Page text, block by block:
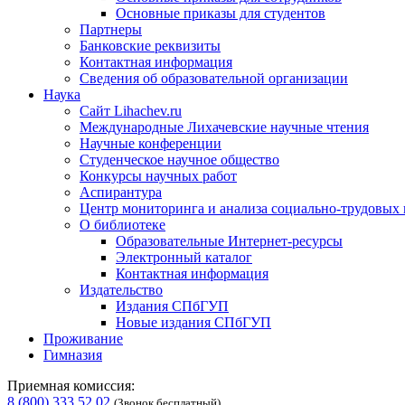
Основные приказы для студентов
Партнеры
Банковские реквизиты
Контактная информация
Сведения об образовательной организации
Наука
Сайт Lihachev.ru
Международные Лихачевские научные чтения
Научные конференции
Студенческое научное общество
Конкурсы научных работ
Аспирантура
Центр мониторинга и анализа социально-трудовых
О библиотеке
Образовательные Интернет-ресурсы
Электронный каталог
Контактная информация
Издательство
Издания СПбГУП
Новые издания СПбГУП
Проживание
Гимназия
Приемная комиссия:
8 (800) 333 52 02